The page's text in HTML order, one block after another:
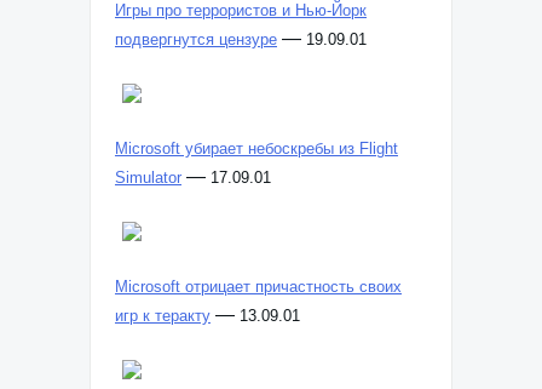
Игры про террористов и Нью-Йорк
подвергнутся цензуре — 19.09.01
Microsoft убирает небоскребы из Flight
Simulator — 17.09.01
Microsoft отрицает причастность своих
игр к теракту — 13.09.01